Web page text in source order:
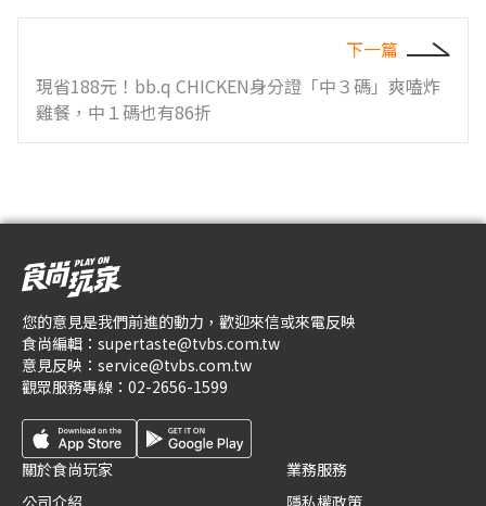
下一篇
現省188元！bb.q CHICKEN身分證「中３碼」爽嗑炸
雞餐，中１碼也有86折
您的意見是我們前進的動力，歡迎來信或來電反映
食尚編輯： supertaste@tvbs.com.tw
意見反映： service@tvbs.com.tw
觀眾服務專線： 02-2656-1599
關於食尚玩家
公司介紹
業務服務
隱私權政策